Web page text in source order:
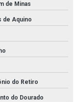
de Minas
de Aquino
do Retiro
do Dourado